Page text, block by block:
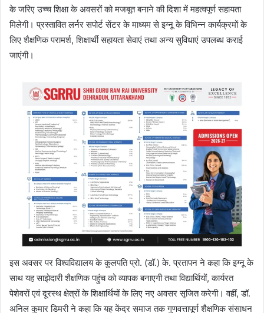
के जरिए उच्च शिक्षा के अवसरों को मजबूत बनाने की दिशा में महत्वपूर्ण सहायता
मिलेगी। प्रस्तावित लर्नर सपोर्ट सेंटर के माध्यम से इग्नू के विभिन्न कार्यक्रमों के
लिए शैक्षणिक परामर्श, शिक्षार्थी सहायता सेवाएं तथा अन्य सुविधाएं उपलब्ध कराई
जाएंगी।
इस अवसर पर विश्वविद्यालय के कुलपति प्रो. (डॉ.) के. प्रतापन ने कहा कि इग्नू के
साथ यह साझेदारी शैक्षणिक पहुंच को व्यापक बनाएगी तथा विद्यार्थियों, कार्यरत
पेशेवरों एवं दूरस्थ क्षेत्रों के शिक्षार्थियों के लिए नए अवसर सृजित करेगी। वहीं, डॉ.
अनिल कुमार डिमरी ने कहा कि यह केंद्र समाज तक गुणवत्तापूर्ण शैक्षणिक संसाधन